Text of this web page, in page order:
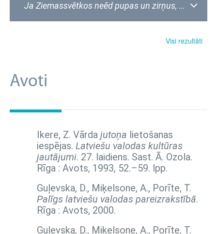
Ja Ziemassvētkos neēd pupas un zirņus, tad nākamajā gadā
Visi rezultāti
Avoti
Ikere, Z. Vārda jutoņa lietošanas
iespējas. Latviešu valodas kultūras
jautājumi. 27. laidiens. Sast. Ā. Ozola.
Rīga : Avots, 1993, 52.–59. lpp.
Guļevska, D., Miķelsone, A., Porīte, T.
Palīgs latviešu valodas pareizrakstībā.
Rīga : Avots, 2000.
Guļevska, D., Miķelsone, A., Porīte, T.